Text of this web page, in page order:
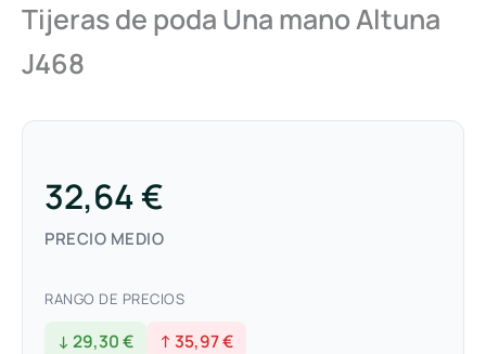
Tijeras de poda Una mano Altuna
J468
32,64 €
PRECIO MEDIO
RANGO DE PRECIOS
↓ 29,30 € ↑ 35,97 €